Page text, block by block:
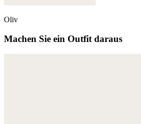
Oliv
Machen Sie ein Outfit daraus